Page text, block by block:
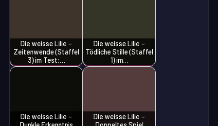
Die weisse Lilie –
Zeitenwende (Staffel
3) im Test:…
Die weisse Lilie –
Tödliche Stille (Staffel
1) im…
Die weisse Lilie –
Die weisse Lilie –